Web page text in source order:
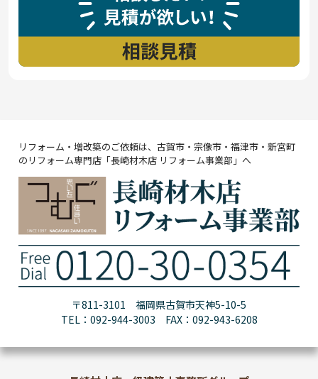
リフォーム・増改築のご依頼は、古賀市・宗像市・福津市・新宮町
のリフォーム専門店「長崎材木店 リフォーム事業部」へ
〒811-3101 福岡県古賀市天神5-10-5
TEL：092-944-3003 FAX：092-943-6208